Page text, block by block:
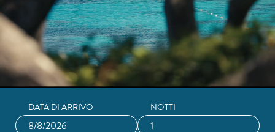
DATA DI ARRIVO NOTTI